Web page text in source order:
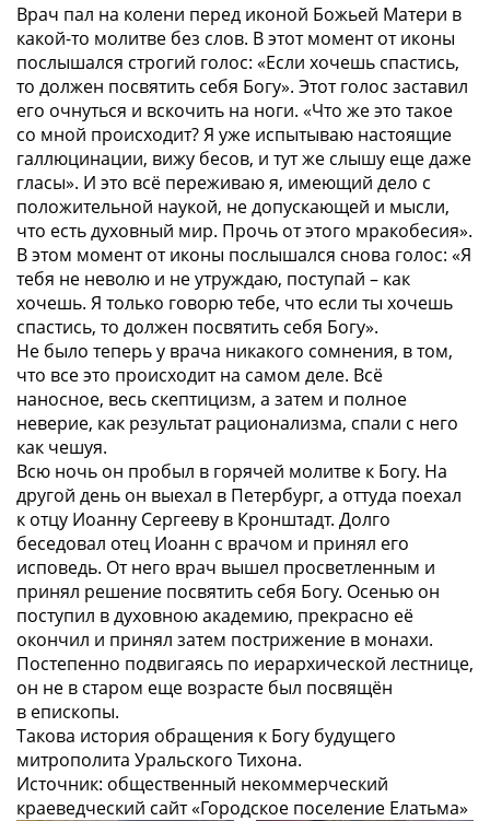
Врач пал на колени перед иконой Божьей Матери в
какой-то молитве без слов. В этот момент от иконы
послышался строгий голос: «Если хочешь спастись,
то должен посвятить себя Богу». Этот голос заставил
его очнуться и вскочить на ноги. «Что же это такое
со мной происходит? Я уже испытываю настоящие
галлюцинации, вижу бесов, и тут же слышу еще даже
гласы». И это всё переживаю я, имеющий дело с
положительной наукой, не допускающей и мысли,
что есть духовный мир. Прочь от этого мракобесия».
В этом момент от иконы послышался снова голос: «Я
тебя не неволю и не утруждаю, поступай – как
хочешь. Я только говорю тебе, что если ты хочешь
спастись, то должен посвятить себя Богу».
Не было теперь у врача никакого сомнения, в том,
что все это происходит на самом деле. Всё
наносное, весь скептицизм, а затем и полное
неверие, как результат рационализма, спали с него
как чешуя.
Всю ночь он пробыл в горячей молитве к Богу. На
другой день он выехал в Петербург, а оттуда поехал
к отцу Иоанну Сергееву в Кронштадт. Долго
беседовал отец Иоанн с врачом и принял его
исповедь. От него врач вышел просветленным и
принял решение посвятить себя Богу. Осенью он
поступил в духовною академию, прекрасно её
окончил и принял затем пострижение в монахи.
Постепенно подвигаясь по иерархической лестнице,
он не в старом еще возрасте был посвящён
в епископы.
Такова история обращения к Богу будущего
митрополита Уральского Тихона.
Источник: общественный некоммерческий
краеведческий сайт «Городское поселение Елатьма»